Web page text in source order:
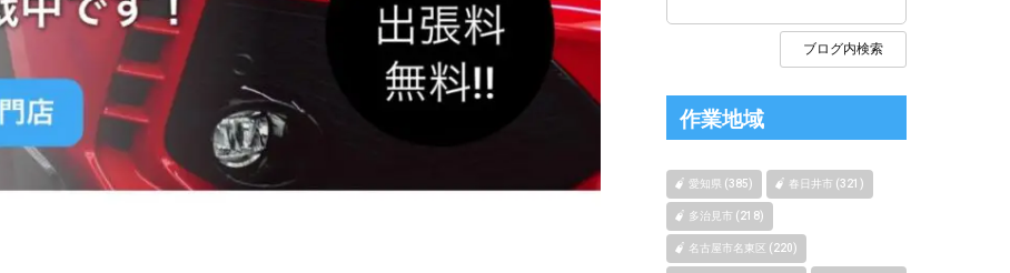
作業地域
愛知県 (385) 春日井市 (321)
多治見市 (218)
名古屋市名東区 (220)